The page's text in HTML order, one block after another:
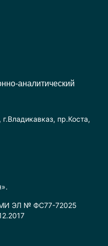
ЭЛ № ФС77-72025
аналитический
пр.Коста,